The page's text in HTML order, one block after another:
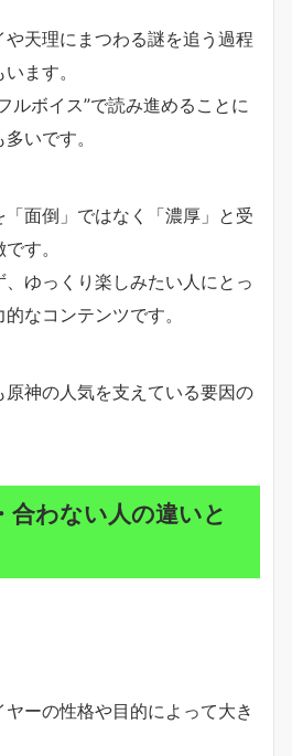
天理にまつわる謎を追う過程
ます。
ルボイス”で読み進めることに
いです。
面倒」ではなく「濃厚」と受
す。
ゆっくり楽しみたい人にとっ
なコンテンツです。
原神の人気を支えている要因の
合わない人の違いと
ーの性格や目的によって大き